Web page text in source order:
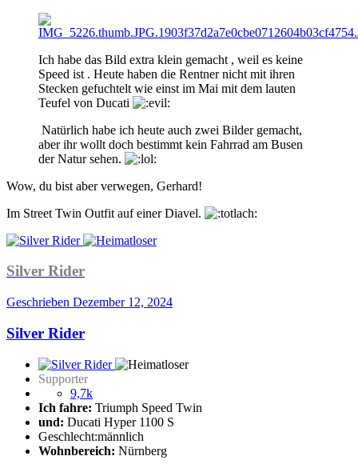
Ich habe das Bild extra klein gemacht , weil es keine
Speed ist . Heute haben die Rentner nicht mit ihren
Stecken gefuchtelt wie einst im Mai mit dem lauten
Teufel von Ducati
Natürlich habe ich heute auch zwei Bilder gemacht,
aber ihr wollt doch bestimmt kein Fahrrad am Busen
der Natur sehen.
Wow, du bist aber verwegen, Gerhard!
Im Street Twin Outfit auf einer Diavel.
Silver Rider
Geschrieben Dezember 12, 2024
Silver Rider
Supporter
9,7k
Ich fahre: Triumph Speed Twin
und: Ducati Hyper 1100 S
Geschlecht:männlich
Wohnbereich: Nürnberg